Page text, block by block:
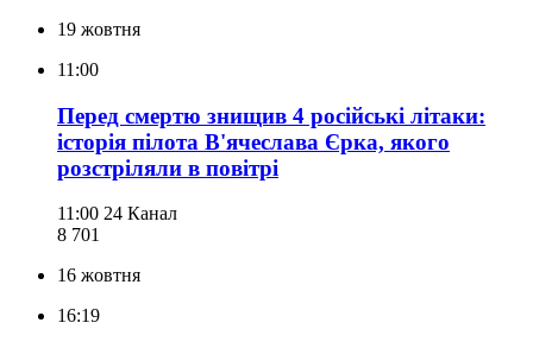
19 жовтня
11:00
Перед смертю знищив 4 російські літаки:
історія пілота В'ячеслава Єрка, якого
розстріляли в повітрі
11:00 24 Канал
8 701
16 жовтня
16:19